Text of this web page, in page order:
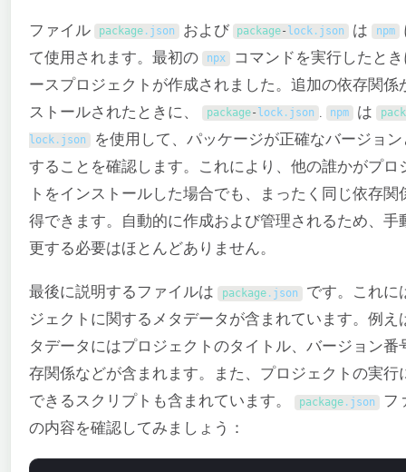
ファイル package. json および package- lock . json は npm
て使用されます。最初の
npx コマンドを実行したと
ースプロジェクトが作成されました。追加の依存関係
ストールされたときに、
package- lock. json . npm は
lock . json を使用して、パッケージが正確なバージョン
することを確認します。これにより、他の誰かがプロ
トをインストールした場合でも、まったく同じ依存関
得できます。自動的に作成および管理されるため、手
更する必要はほとんどありません。
最後に説明するファイルは package. json です。これに
ジェクトに関するメタデータが含まれています。例え
タデータにはプロジェクトのタイトル、バージョン番
存関係などが含まれます。また、プロジェクトの実行
できるスクリプトも含まれています。
package. json フ
の内容を確認してみましょう：